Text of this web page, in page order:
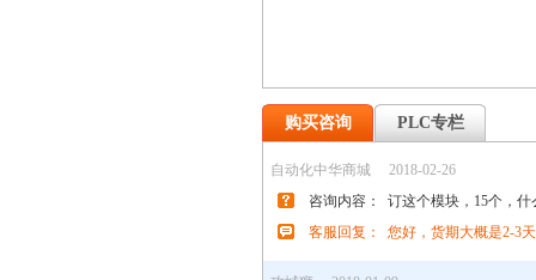
购买咨询 PLC专栏
自动化中华商城
2018-02-26
咨询内容：
订这个模块，15个，
客服回复：
您好，货期大概是2-3